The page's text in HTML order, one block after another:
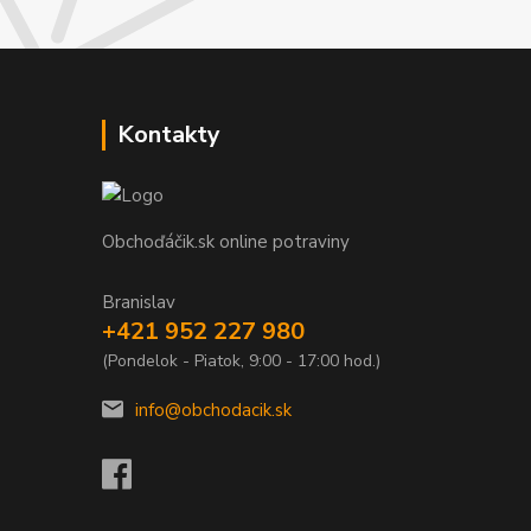
Kontakty
Obchoďáčik.sk online potraviny
Branislav
+421 952 227 980
(Pondelok - Piatok, 9:00 - 17:00 hod.)
info@obchodacik.sk